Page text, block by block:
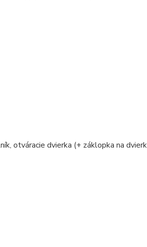
otváracie dvierka (+ záklopka na